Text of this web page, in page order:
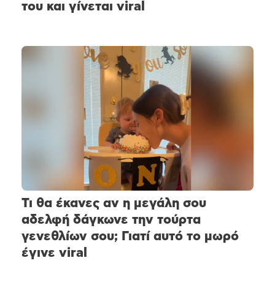
του και γίνεται viral
Τι θα έκανες αν η μεγάλη σου
αδελφή δάγκωνε την τούρτα
γενεθλίων σου; Γιατί αυτό το μωρό
έγινε viral